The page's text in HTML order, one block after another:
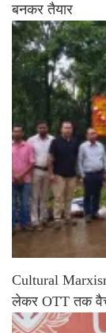
बनकर तैयार
Cultural Marxism
लेकर OTT तक